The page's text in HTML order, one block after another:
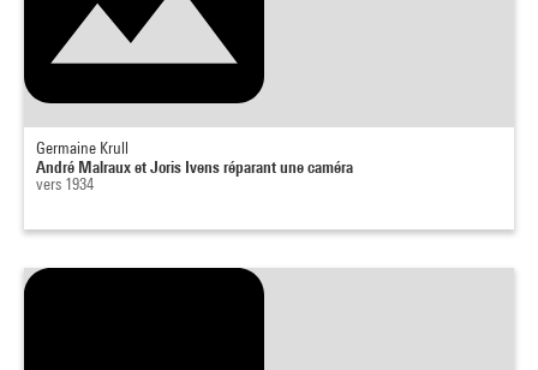
Germaine Krull
André Malraux et Joris Ivens réparant une caméra
vers 1934